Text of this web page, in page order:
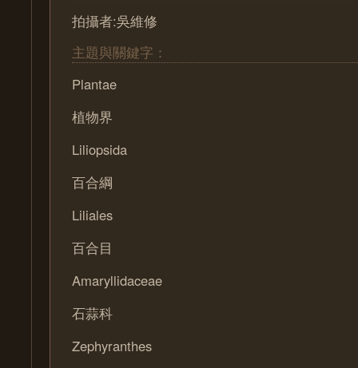
拍攝者:吳維修
主題與關鍵字：
Plantae
植物界
Liliopsida
百合綱
Liliales
百合目
Amaryllidaceae
石蒜科
Zephyranthes